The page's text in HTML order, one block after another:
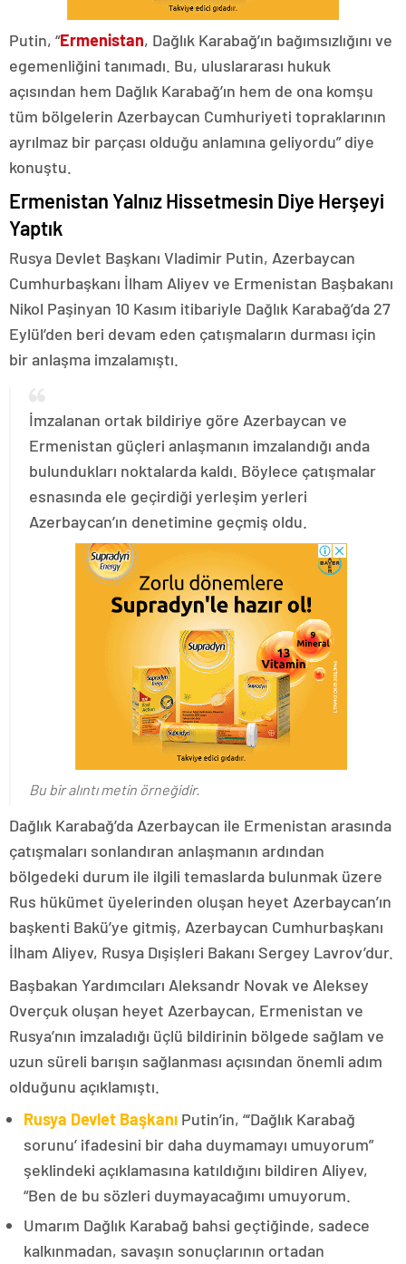
Putin, “Ermenistan, Dağlık Karabağ’ın bağımsızlığını ve
egemenliğini tanımadı. Bu, uluslararası hukuk
açısından hem Dağlık Karabağ’ın hem de ona komşu
tüm bölgelerin Azerbaycan Cumhuriyeti topraklarının
ayrılmaz bir parçası olduğu anlamına geliyordu” diye
konuştu.
Ermenistan Yalnız Hissetmesin Diye Herşeyi
Yaptık
Rusya Devlet Başkanı Vladimir Putin, Azerbaycan
Cumhurbaşkanı İlham Aliyev ve Ermenistan Başbakanı
Nikol Paşinyan 10 Kasım itibariyle Dağlık Karabağ’da 27
Eylül’den beri devam eden çatışmaların durması için
bir anlaşma imzalamıştı.
İmzalanan ortak bildiriye göre Azerbaycan ve
Ermenistan güçleri anlaşmanın imzalandığı anda
bulundukları noktalarda kaldı. Böylece çatışmalar
esnasında ele geçirdiği yerleşim yerleri
Azerbaycan’ın denetimine geçmiş oldu.
Bu bir alıntı metin örneğidir.
Dağlık Karabağ’da Azerbaycan ile Ermenistan arasında
çatışmaları sonlandıran anlaşmanın ardından
bölgedeki durum ile ilgili temaslarda bulunmak üzere
Rus hükümet üyelerinden oluşan heyet Azerbaycan’ın
başkenti Bakü’ye gitmiş, Azerbaycan Cumhurbaşkanı
İlham Aliyev, Rusya Dışişleri Bakanı Sergey Lavrov’dur.
Başbakan Yardımcıları Aleksandr Novak ve Aleksey
Overçuk oluşan heyet Azerbaycan, Ermenistan ve
Rusya’nın imzaladığı üçlü bildirinin bölgede sağlam ve
uzun süreli barışın sağlanması açısından önemli adım
olduğunu açıklamıştı.
Rusya Devlet Başkanı Putin’in, “‘Dağlık Karabağ
sorunu’ ifadesini bir daha duymamayı umuyorum”
şeklindeki açıklamasına katıldığını bildiren Aliyev,
“Ben de bu sözleri duymayacağımı umuyorum.
Umarım Dağlık Karabağ bahsi geçtiğinde, sadece
kalkınmadan, savaşın sonuçlarının ortadan